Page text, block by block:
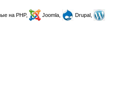
на PHP, Joomla,
Drupal,